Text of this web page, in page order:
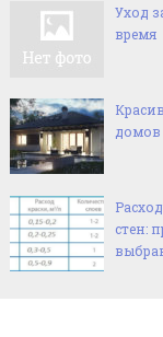
Уход
время
домов
стен: